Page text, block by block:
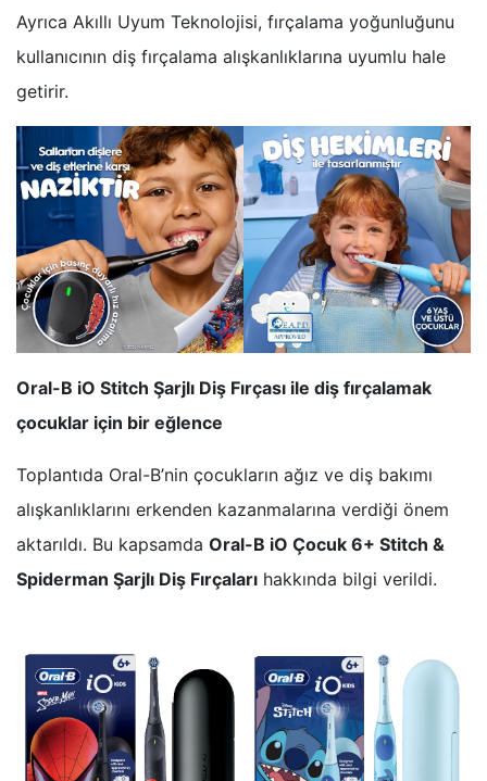
Ayrıca Akıllı Uyum Teknolojisi, fırçalama yoğunluğunu
kullanıcının diş fırçalama alışkanlıklarına uyumlu hale
getirir.
Oral-B iO Stitch Şarjlı Diş Fırçası ile diş fırçalamak
çocuklar için bir eğlence
Toplantıda Oral-B’nin çocukların ağız ve diş bakımı
alışkanlıklarını erkenden kazanmalarına verdiği önem
aktarıldı. Bu kapsamda Oral-B iO Çocuk 6+ Stitch &
Spiderman Şarjlı Diş Fırçaları hakkında bilgi verildi.